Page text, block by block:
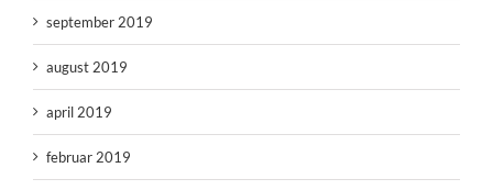
september 2019
august 2019
april 2019
februar 2019